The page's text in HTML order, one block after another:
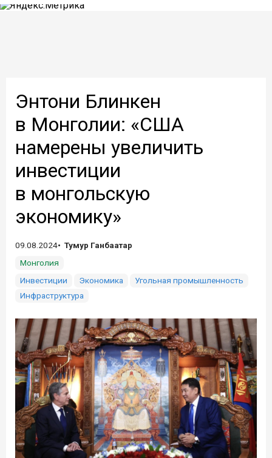
Энтони Блинкен
в Монголии: «США
намерены увеличить
инвестиции
в монгольскую
экономику»
09.08.2024
Тумур Ганбаатар
Монголия
Инвестиции
Экономика
Угольная промышленность
Инфраструктура